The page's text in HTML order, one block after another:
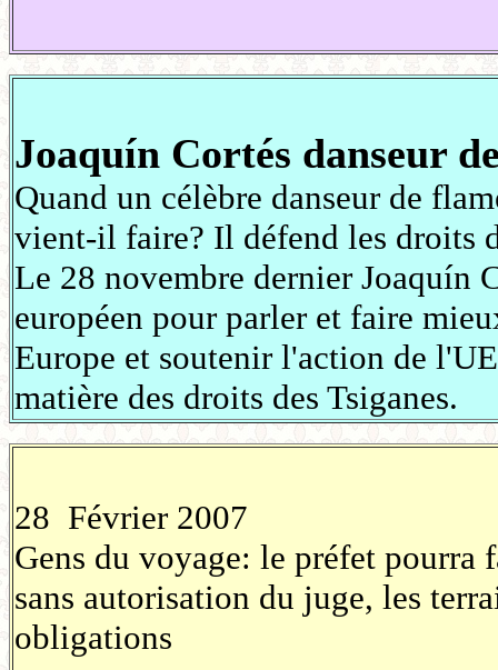
Joaquín Cortés danseur
Quand un célèbre danseur de
vient-il faire? Il défend les droits
Le 28 novembre dernier Joaquín
européen pour parler et faire
Europe et soutenir l'action de
matière des droits des Tsiganes.
28 Février 2007
Gens du voyage: le préfet pourra
sans autorisation du juge, les
obligations